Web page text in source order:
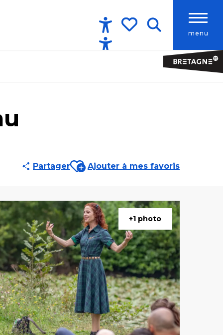
menu
Accessibilité
PartagerAjouter aux favoris
Ajouter à mes favoris
+1 photo